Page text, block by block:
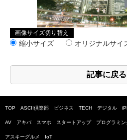
画像サイズ切り替え
縮小サイズ オリジナルサイ
記事に戻る
TOP ASCII倶楽部 ビジネス TECH デジタル
AV アキバ スマホ スタートアップ プログラミン
アスキーグルメ IoT